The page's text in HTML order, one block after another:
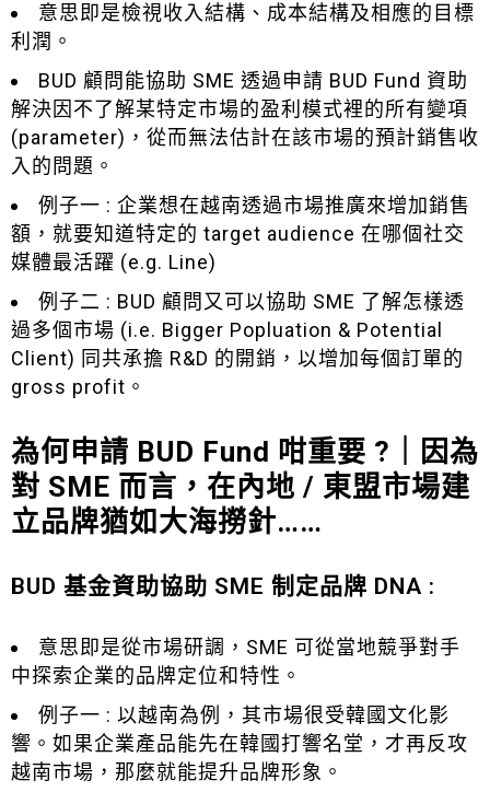
意思即是檢視收入結構、成本結構及相應的目標
利潤。
BUD 顧問能協助 SME 透過申請 BUD Fund 資助
解決因不了解某特定市場的盈利模式裡的所有變項
(parameter)，從而無法估計在該市場的預計銷售收
入的問題。
例子一 : 企業想在越南透過市場推廣來增加銷售
額，就要知道特定的 target audience 在哪個社交
媒體最活躍 (e.g. Line)
例子二 : BUD 顧問又可以協助 SME 了解怎樣透
過多個市場 (i.e. Bigger Popluation & Potential
Client) 同共承擔 R&D 的開銷，以增加每個訂單的
gross profit。
為何申請 BUD Fund 咁重要 ?｜因為
對 SME 而言，在內地 / 東盟市場建
立品牌猶如大海撈針……
BUD 基金資助協助 SME 制定品牌 DNA :
意思即是從市場研調，SME 可從當地競爭對手
中探索企業的品牌定位和特性。
例子一 : 以越南為例，其市場很受韓國文化影
響。如果企業產品能先在韓國打響名堂，才再反攻
越南市場，那麼就能提升品牌形象。